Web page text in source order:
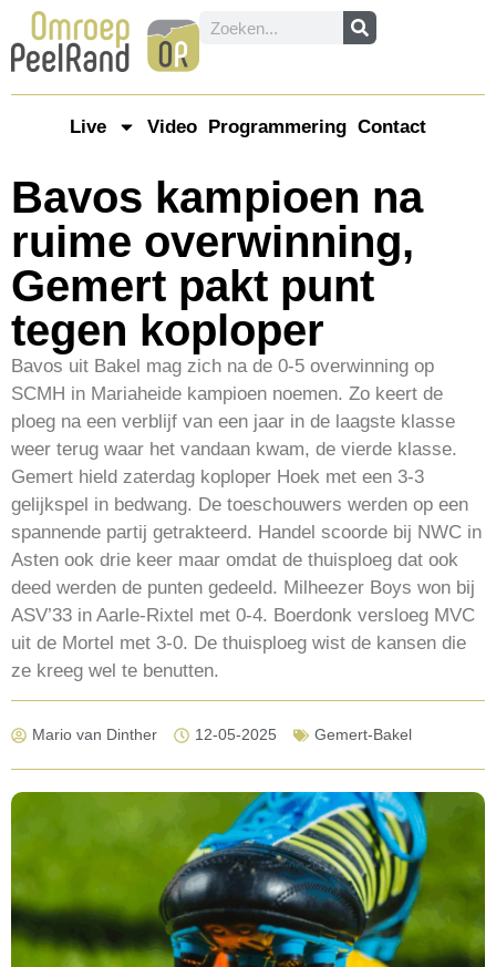
Live Video Programmering Contact
Bavos kampioen na
ruime overwinning,
Gemert pakt punt
tegen koploper
Bavos uit Bakel mag zich na de 0-5 overwinning op
SCMH in Mariaheide kampioen noemen. Zo keert de
ploeg na een verblijf van een jaar in de laagste klasse
weer terug waar het vandaan kwam, de vierde klasse.
Gemert hield zaterdag koploper Hoek met een 3-3
gelijkspel in bedwang. De toeschouwers werden op een
spannende partij getrakteerd. Handel scoorde bij NWC in
Asten ook drie keer maar omdat de thuisploeg dat ook
deed werden de punten gedeeld. Milheezer Boys won bij
ASV’33 in Aarle-Rixtel met 0-4. Boerdonk versloeg MVC
uit de Mortel met 3-0. De thuisploeg wist de kansen die
ze kreeg wel te benutten.
Mario van Dinther 12-05-2025 Gemert-Bakel